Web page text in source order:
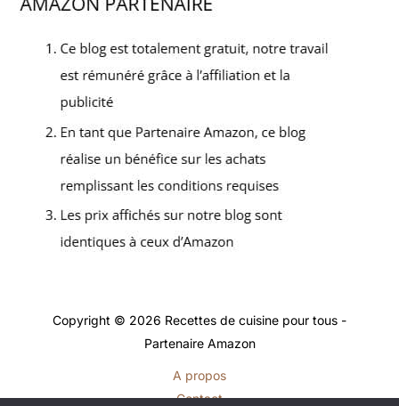
Copyright © 2026 Recettes de cuisine pour tous -
Partenaire Amazon
A propos
Contact